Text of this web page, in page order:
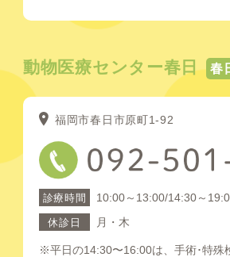
動物医療センター春日 春
福岡市春日市原町1-92
診療時間 10:00～13:00/14:30～
休診日 月・木
※平日の14:30〜16:00は、手術･特殊